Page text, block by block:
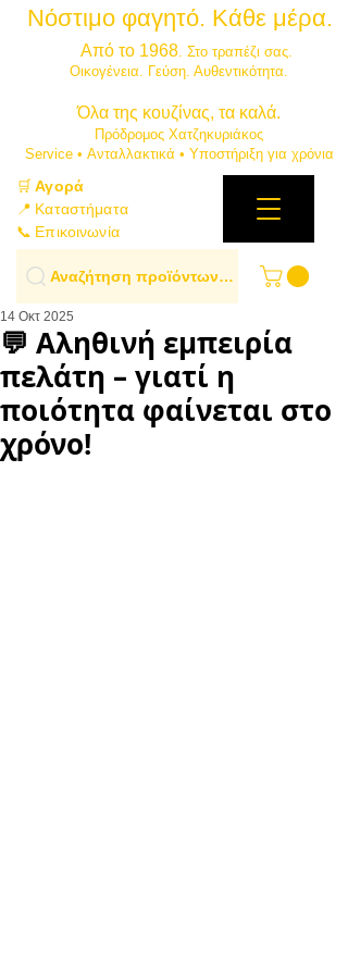
Νόστιμο φαγητό. Κάθε μέρα.
Από το 1968. Στο τραπέζι σας.
​Οικογένεια. Γεύση. Αυθεντικότητα.
​Όλα της κουζίνας, τα καλά.
Πρόδρομος Χατζηκυριάκος
​Service • Ανταλλακτικά • Υποστήριξη για χρόνια
🛒Αγορά
📍 Καταστήματα
📞 Επικοινωνία
Αναζήτηση προϊόντων…
💬 Αληθινή εμπειρία
πελάτη – γιατί η
ποιότητα φαίνεται στο
χρόνο!
14 Οκτ 2025